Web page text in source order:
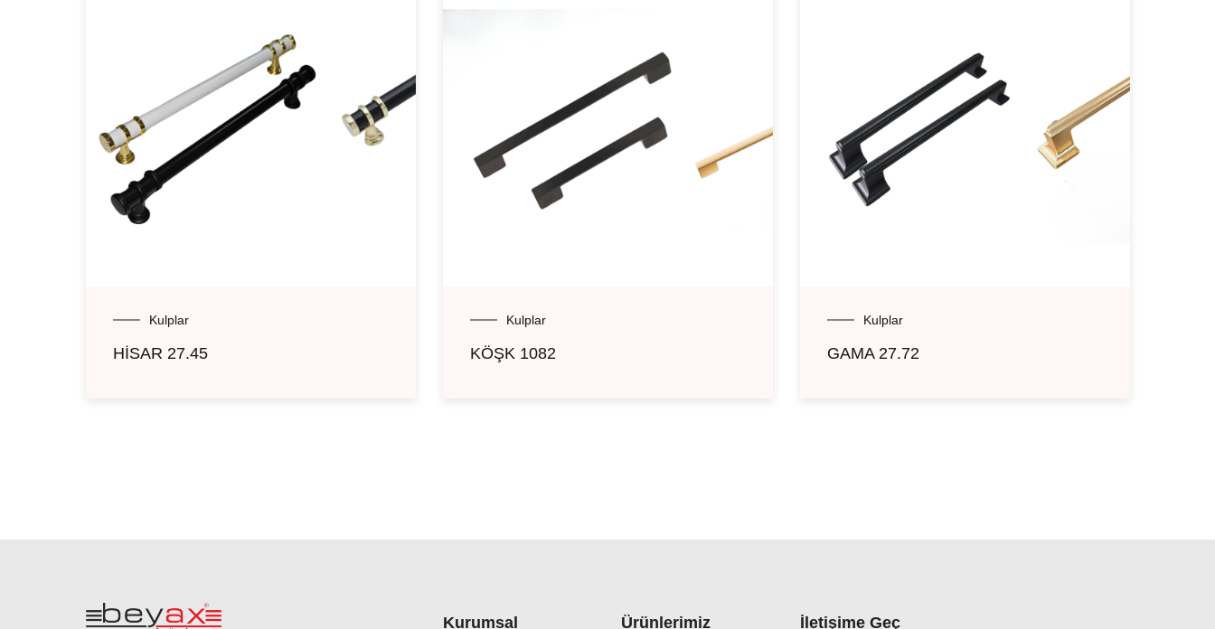
Kulplar
HİSAR 27.45
Kulplar
KÖŞK 1082
Kulplar
GAMA 27.72
Kurumsal Ürünlerimiz İletişime Geç